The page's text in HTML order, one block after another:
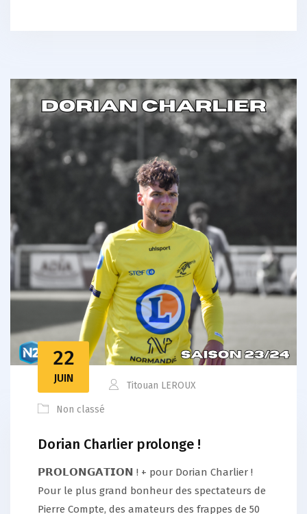
22
JUIN
Titouan LEROUX
Non classé
Dorian Charlier prolonge !
𝗣𝗥𝗢𝗟𝗢𝗡𝗚𝗔𝗧𝗜𝗢𝗡 ! + pour Dorian Charlier !
Pour le plus grand bonheur des spectateurs de
Pierre Compte, des amateurs des frappes de 50